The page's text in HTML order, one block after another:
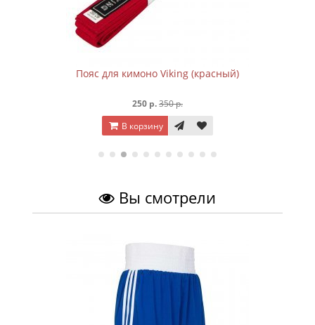
Пояс для кимоно Viking (красный)
250 р.350 р.
В корзину
Вы смотрели